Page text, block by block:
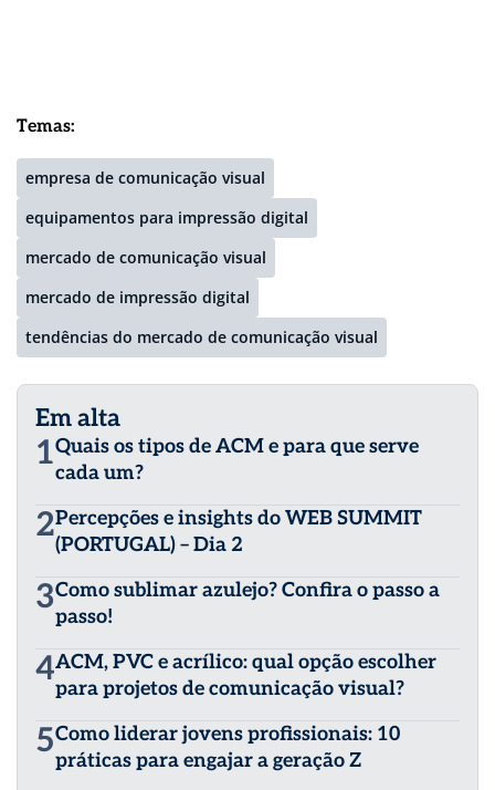
Temas:
empresa de comunicação visual
equipamentos para impressão digital
mercado de comunicação visual
mercado de impressão digital
tendências do mercado de comunicação visual
Em alta
1Quais os tipos de ACM e para que serve
cada um?
2Percepções e insights do WEB SUMMIT
(PORTUGAL) – Dia 2
3Como sublimar azulejo? Confira o passo a
passo!
4ACM, PVC e acrílico: qual opção escolher
para projetos de comunicação visual?
5Como liderar jovens profissionais: 10
práticas para engajar a geração Z